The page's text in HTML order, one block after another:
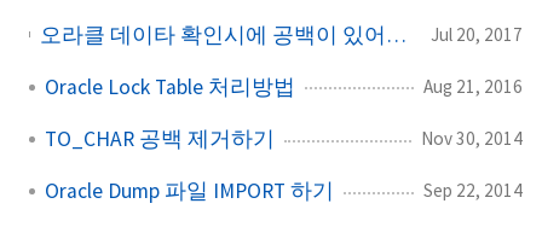
오라클 데이타 확인시에 공백이 있어서 TRIM(RTRIM, LTRIM)을 통해서 공백을 제거하고 검색을 해도 되지 않는다. 이때 해결하는 방법!!! Jul 20, 2017
Oracle Lock Table 처리방법 Aug 21, 2016
TO_CHAR 공백 제거하기 Nov 30, 2014
Oracle Dump 파일 IMPORT 하기 Sep 22, 2014